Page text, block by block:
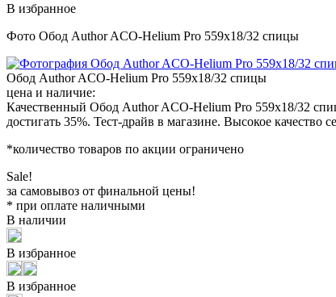
В избранное
Фото Обод Author ACO-Helium Pro 559x18/32 спицы
Обод Author ACO-Helium Pro 559x18/32 спицы
цена и наличие:
Качественный Обод Author ACO-Helium Pro 559x18/32
достигать 35%. Тест-драйв в магазине. Высокое качество
*количество товаров по акции ограничено
Sale!
за самовывоз от финальной цены!
* при оплате наличными
В наличии
В избранное
В избранное